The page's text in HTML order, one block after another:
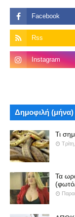
Δημοφιλή (μήνα)
Τι
Τα